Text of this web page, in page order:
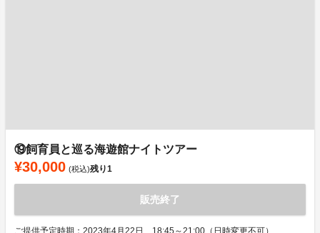
⑲飼育員と巡る海遊館ナイトツアー
¥30,000 (税込)残り1
販売終了
ご提供予定時期：2023年4月22日 18:45～21:00（日時変更不可）